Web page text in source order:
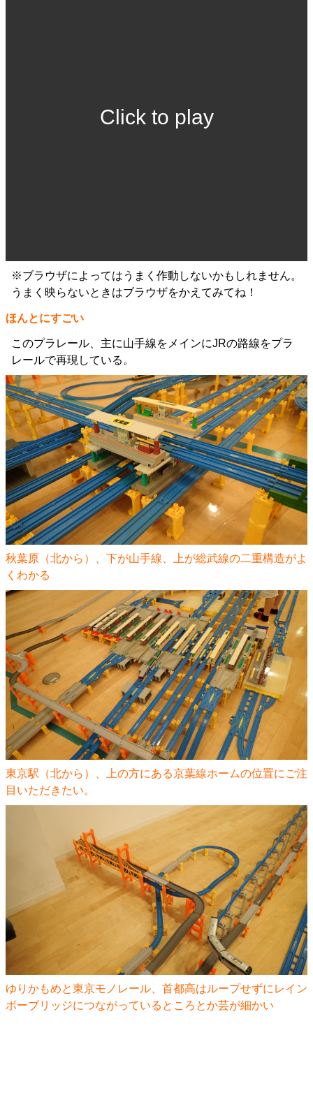
Click to play
※ブラウザによってはうまく作動しないかもしれません。
うまく映らないときはブラウザをかえてみてね！
ほんとにすごい
このプラレール、主に山手線をメインにJRの路線をプラ
レールで再現している。
秋葉原（北から）、下が山手線、上が総武線の二重構造がよ
くわかる
東京駅（北から）、上の方にある京葉線ホームの位置にご注
目いただきたい。
ゆりかもめと東京モノレール、首都高はループせずにレイン
ボーブリッジにつながっているところとか芸が細かい